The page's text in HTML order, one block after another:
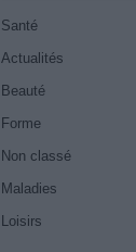
Santé
Actualités
Beauté
Forme
Non classé
Maladies
Loisirs